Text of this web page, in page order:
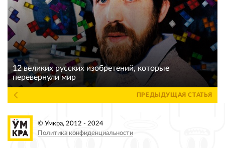
12 великих русских изобретений, которые
перевернули мир
ПРЕДЫДУЩАЯ СТАТЬЯ
© Умкра, 2012 - 2024
Политика конфиденциальности